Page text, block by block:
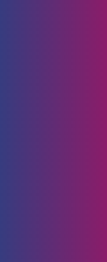
Links